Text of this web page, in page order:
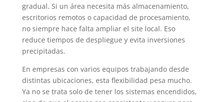
gradual. Si un área necesita más almacenamiento,
escritorios remotos o capacidad de procesamiento,
no siempre hace falta ampliar el site local. Eso
reduce tiempos de despliegue y evita inversiones
precipitadas.
En empresas con varios equipos trabajando desde
distintas ubicaciones, esta flexibilidad pesa mucho.
Ya no se trata solo de tener los sistemas encendidos,